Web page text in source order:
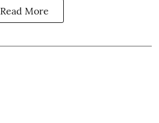
Read More